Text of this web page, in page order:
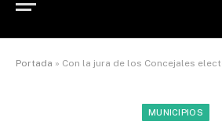
Portada » Con la jura de los Concejales electos, quedó
MUNICIPIOS